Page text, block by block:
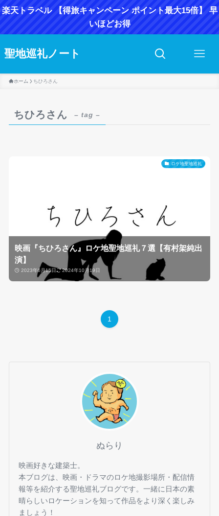
楽天トラベル 【得旅キャンペーン ポイント最大15倍】 早
いほどお得
聖地巡礼ノート
ホーム ちひろさん
ちひろさん – tag –
ロケ地聖地巡礼
映画『ちひろさん』ロケ地聖地巡礼７選【有村架純出
演】
2023年6月15日 2024年10月19日
1
ぬらり
映画好きな建築士。
本ブログは、映画・ドラマのロケ地撮影場所・配信情
報等を紹介する聖地巡礼ブログです。一緒に日本の素
晴らしいロケーションを知って作品をより深く楽しみ
ましょう！